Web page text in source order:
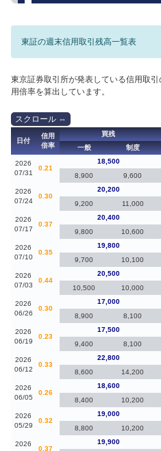
東証の週末信用取引残高一覧表
東京証券取引所が発表している信用取
用倍率を算出しています。
日付
信用
倍率
買残
一般
制度
2026
07/31
0.21
18,500
8,900
9,600
2026
07/24
0.30
20,200
9,200
11,000
2026
07/17
0.37
20,400
9,800
10,600
2026
07/10
0.35
19,800
9,700
10,100
2026
07/03
0.44
20,500
10,500
10,000
2026
06/26
0.30
17,000
8,900
8,100
2026
06/19
0.23
17,500
9,400
8,100
2026
06/12
0.33
22,800
8,600
14,200
2026
06/05
0.26
18,600
8,400
10,200
2026
05/29
0.32
19,000
8,800
10,200
2026
0.37
19,900